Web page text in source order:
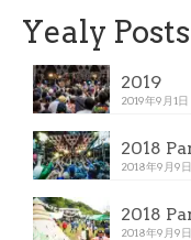
Yealy Posts
2019
2019年9月1日
2018
2018年9月9日
2018
2018年9月9日